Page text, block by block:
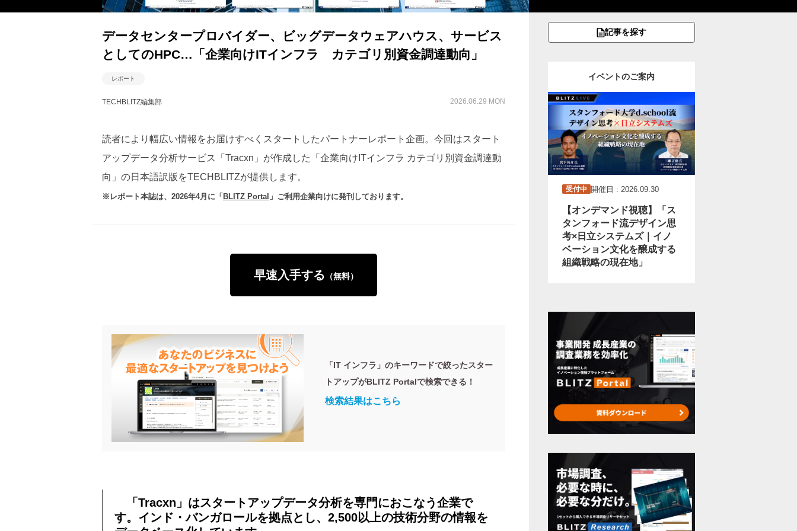
データセンタープロバイダー、ビッグデータウェアハウス、サービス
としてのHPC…「企業向けITインフラ カテゴリ別資金調達動向」
レポート
TECHBLITZ編集部 2026.06.29 MON
読者により幅広い情報をお届けすべくスタートしたパートナーレポート企画。今回はスタート
アップデータ分析サービス「Tracxn」が作成した「企業向けITインフラ カテゴリ別資金調達動
向」の日本語訳版をTECHBLITZが提供します。
※レポート本誌は、2026年4月に「 BLITZ Portal 」ご利用企業向けに発刊しております。
早速入手する （無料）
「IT インフラ」のキーワードで絞ったスター
トアップがBLITZ Portalで検索できる！
検索結果はこちら
「Tracxn」はスタートアップデータ分析を専門におこなう企業で
す。インド・バンガロールを拠点とし、2,500以上の技術分野の情報を
記事を探す
イベントのご案内
受付中 開催日 : 2026.09.30
【オンデマンド視聴】「ス
タンフォード流デザイン思
考×日立システムズ｜イノ
ベーション文化を醸成する
組織戦略の現在地」